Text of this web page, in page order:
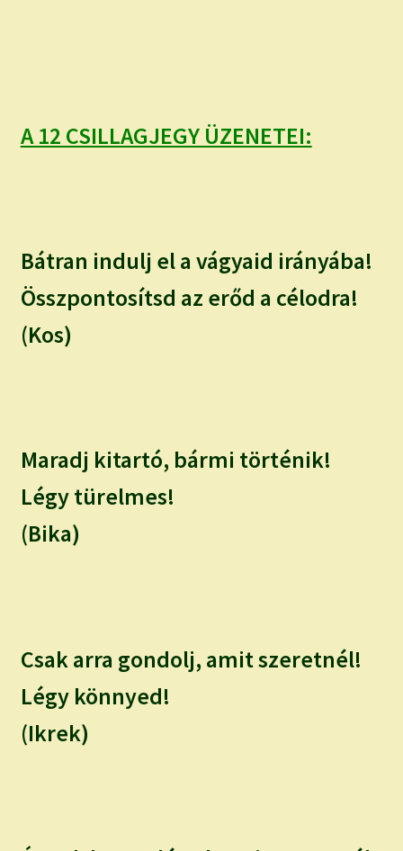
IRATKOZZ FEL A VIDEÓ CSATORNÁNKRA!
A 12 CSILLAGJEGY ÜZENETEI:
Bátran indulj el a vágyaid irányába!
Összpontosítsd az erőd a célodra!
(Kos)
Maradj kitartó, bármi történik!
Légy türelmes!
(Bika)
Csak arra gondolj, amit szeretnél!
Légy könnyed!
(Ikrek)